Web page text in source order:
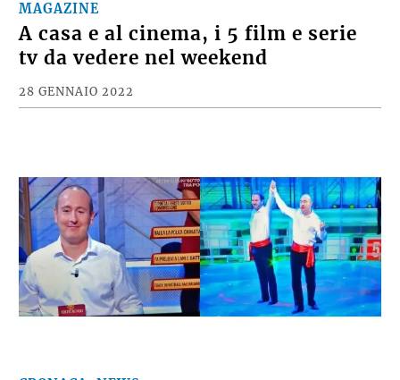
MAGAZINE
A casa e al cinema, i 5 film e serie
tv da vedere nel weekend
28 GENNAIO 2022